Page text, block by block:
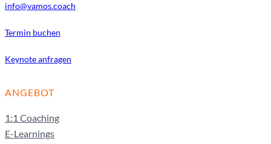
info@vamos.coach
Termin buchen
Keynote anfragen
ANGEBOT
1:1 Coaching
E-Learnings